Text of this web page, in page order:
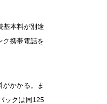
基本料が別途
ク携帯電話を
かかる。ま
ックは同125